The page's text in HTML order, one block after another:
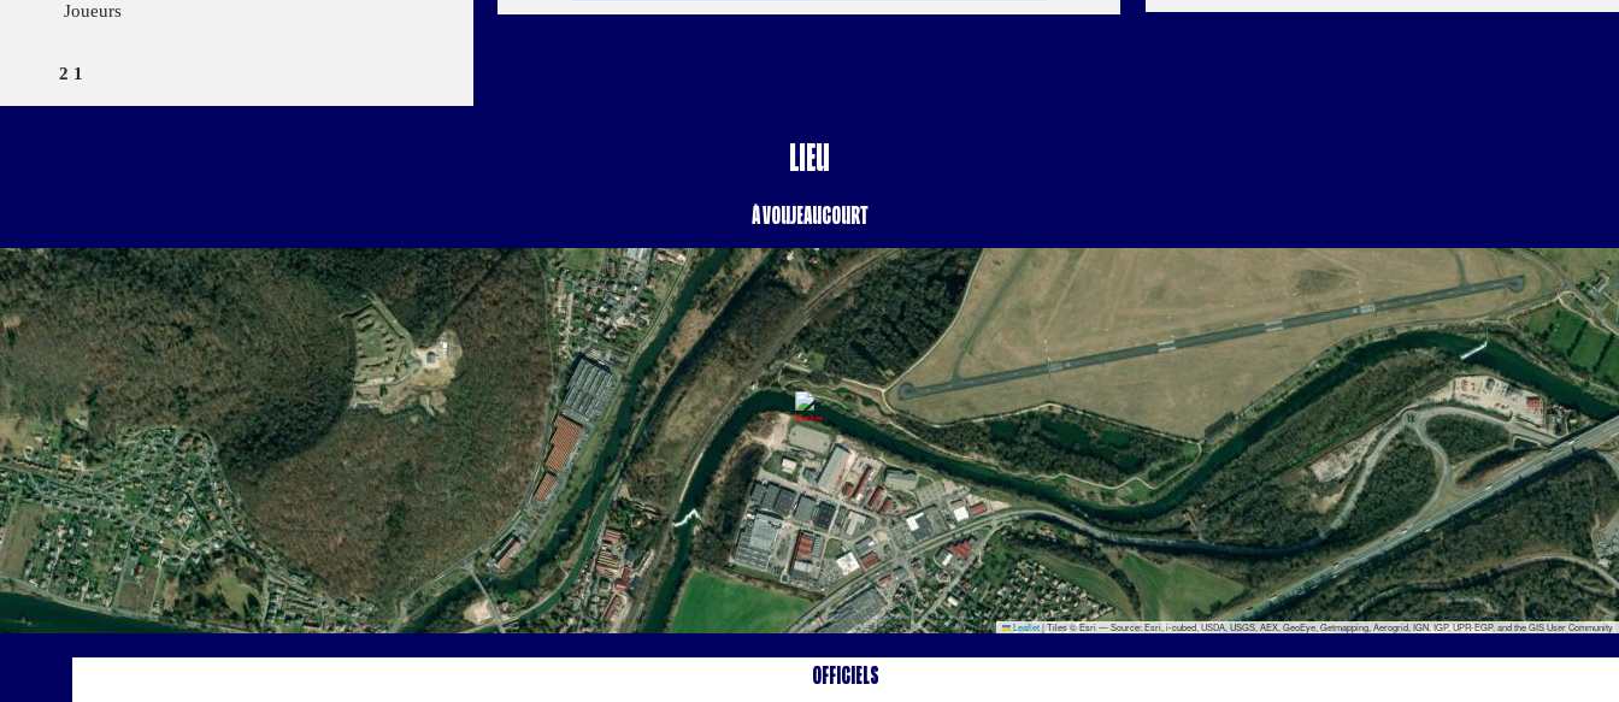
Joueurs
2 1
Lieu
à Voujeaucourt
Leaflet|Tiles © Esri — Source: Esri, i-cubed, USDA, USGS, AEX, GeoEye, Getmapping, Aerogrid, IGN, IGP, UPR-EGP, and the GIS User Community
Officiels